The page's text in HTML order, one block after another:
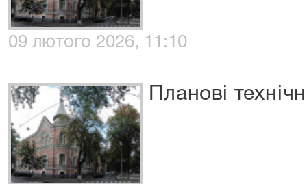
09 лютого 2026, 11:10
Планові